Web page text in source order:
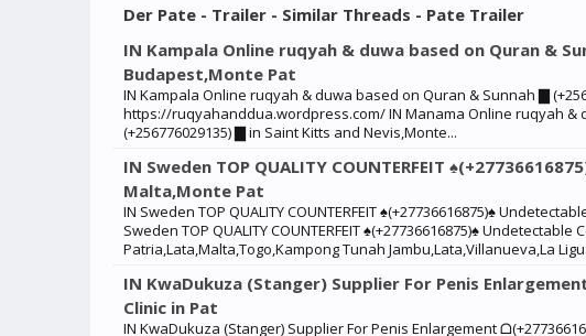
Der Pate - Trailer - Similar Threads - Pate Trailer
IN Kampala Online ruqyah & duwa based on Quran &
Budapest,Monte Pat
IN Kampala Online ruqyah & duwa based on Quran & Sunnah ▇
https://ruqyahanddua.wordpress.com/ IN Manama Online ruqyah &
(+256776029135) ▇ in Saint Kitts and Nevis,Monte...
IN Sweden TOP QUALITY COUNTERFEIT
Malta,Monte Pat
IN Sweden TOP QUALITY COUNTERFEIT ♠(+27736616875)♠
Sweden TOP QUALITY COUNTERFEIT ♠(+27736616875)♠
Patria,Lata,Malta,Togo,Kampong Tunah Jambu,Lata,Villanueva,La
IN KwaDukuza (Stanger) Supplier For Penis
Clinic in Pat
IN KwaDukuza (Stanger) Supplier For Penis Enlargement